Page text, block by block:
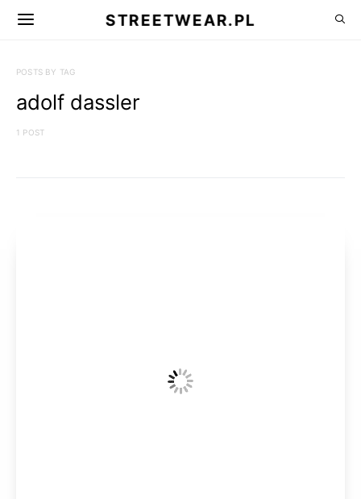
STREETWEAR.PL
POSTS BY TAG
adolf dassler
1 POST